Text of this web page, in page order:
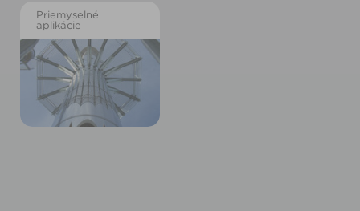
Priemyselné
aplikácie